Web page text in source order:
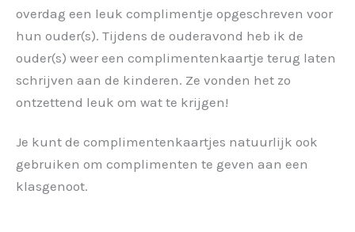
overdag een leuk complimentje opgeschreven voor
hun ouder(s). Tijdens de ouderavond heb ik de
ouder(s) weer een complimentenkaartje terug laten
schrijven aan de kinderen. Ze vonden het zo
ontzettend leuk om wat te krijgen!
Je kunt de complimentenkaartjes natuurlijk ook
gebruiken om complimenten te geven aan een
klasgenoot.